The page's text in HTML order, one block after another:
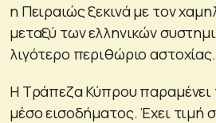
η Πειραιώς ξεκινά με τον
μεταξύ των ελληνικών
λιγότερο περιθώριο αστοχίας.
Η Τράπεζα Κύπρου παραμένει
μέσο εισοδήματος. Έχει τιμή